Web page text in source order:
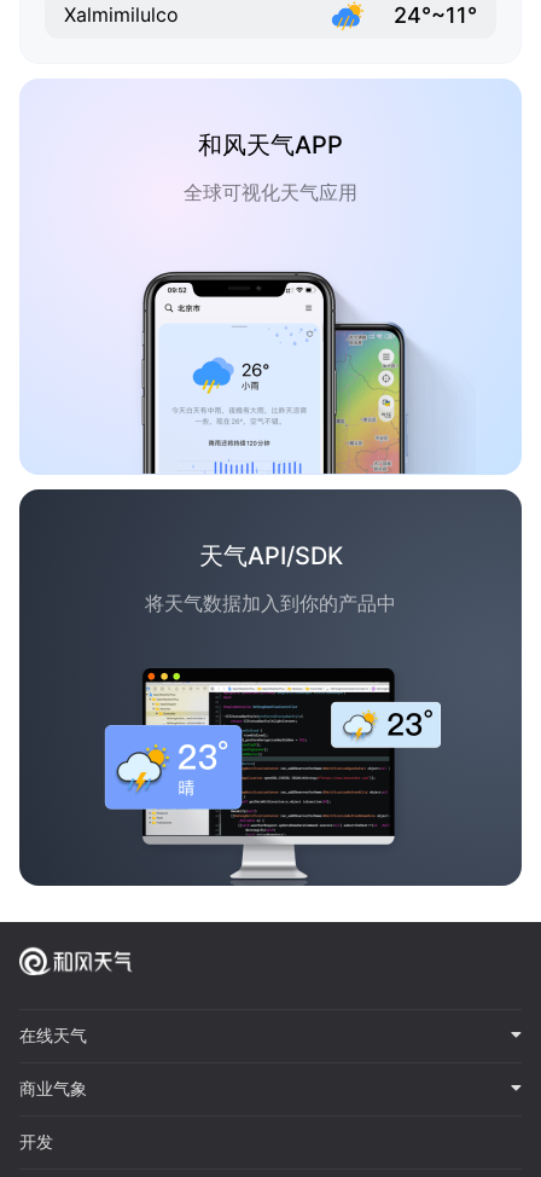
Xalmimilulco 24°~11°
和风天气APP
全球可视化天气应用
天气API/SDK
将天气数据加入到你的产品中
在线天气
商业气象
开发